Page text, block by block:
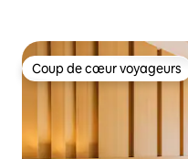
Coup de cœur voyageurs
Coup de cœur voyageurs